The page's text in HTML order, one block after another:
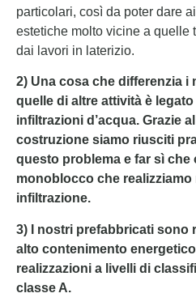
particolari, così da poter dare
estetiche molto vicine a quelle
dai lavori in laterizio.
2) Una cosa che differenzia
quelle di altre attività è
infiltrazioni d’acqua. Grazie
costruzione siamo riusciti
questo problema e far sì
monoblocco che
infiltrazione.
3) I nostri prefabbricati sono
alto contenimento
realizzazioni a livelli di
classe A.